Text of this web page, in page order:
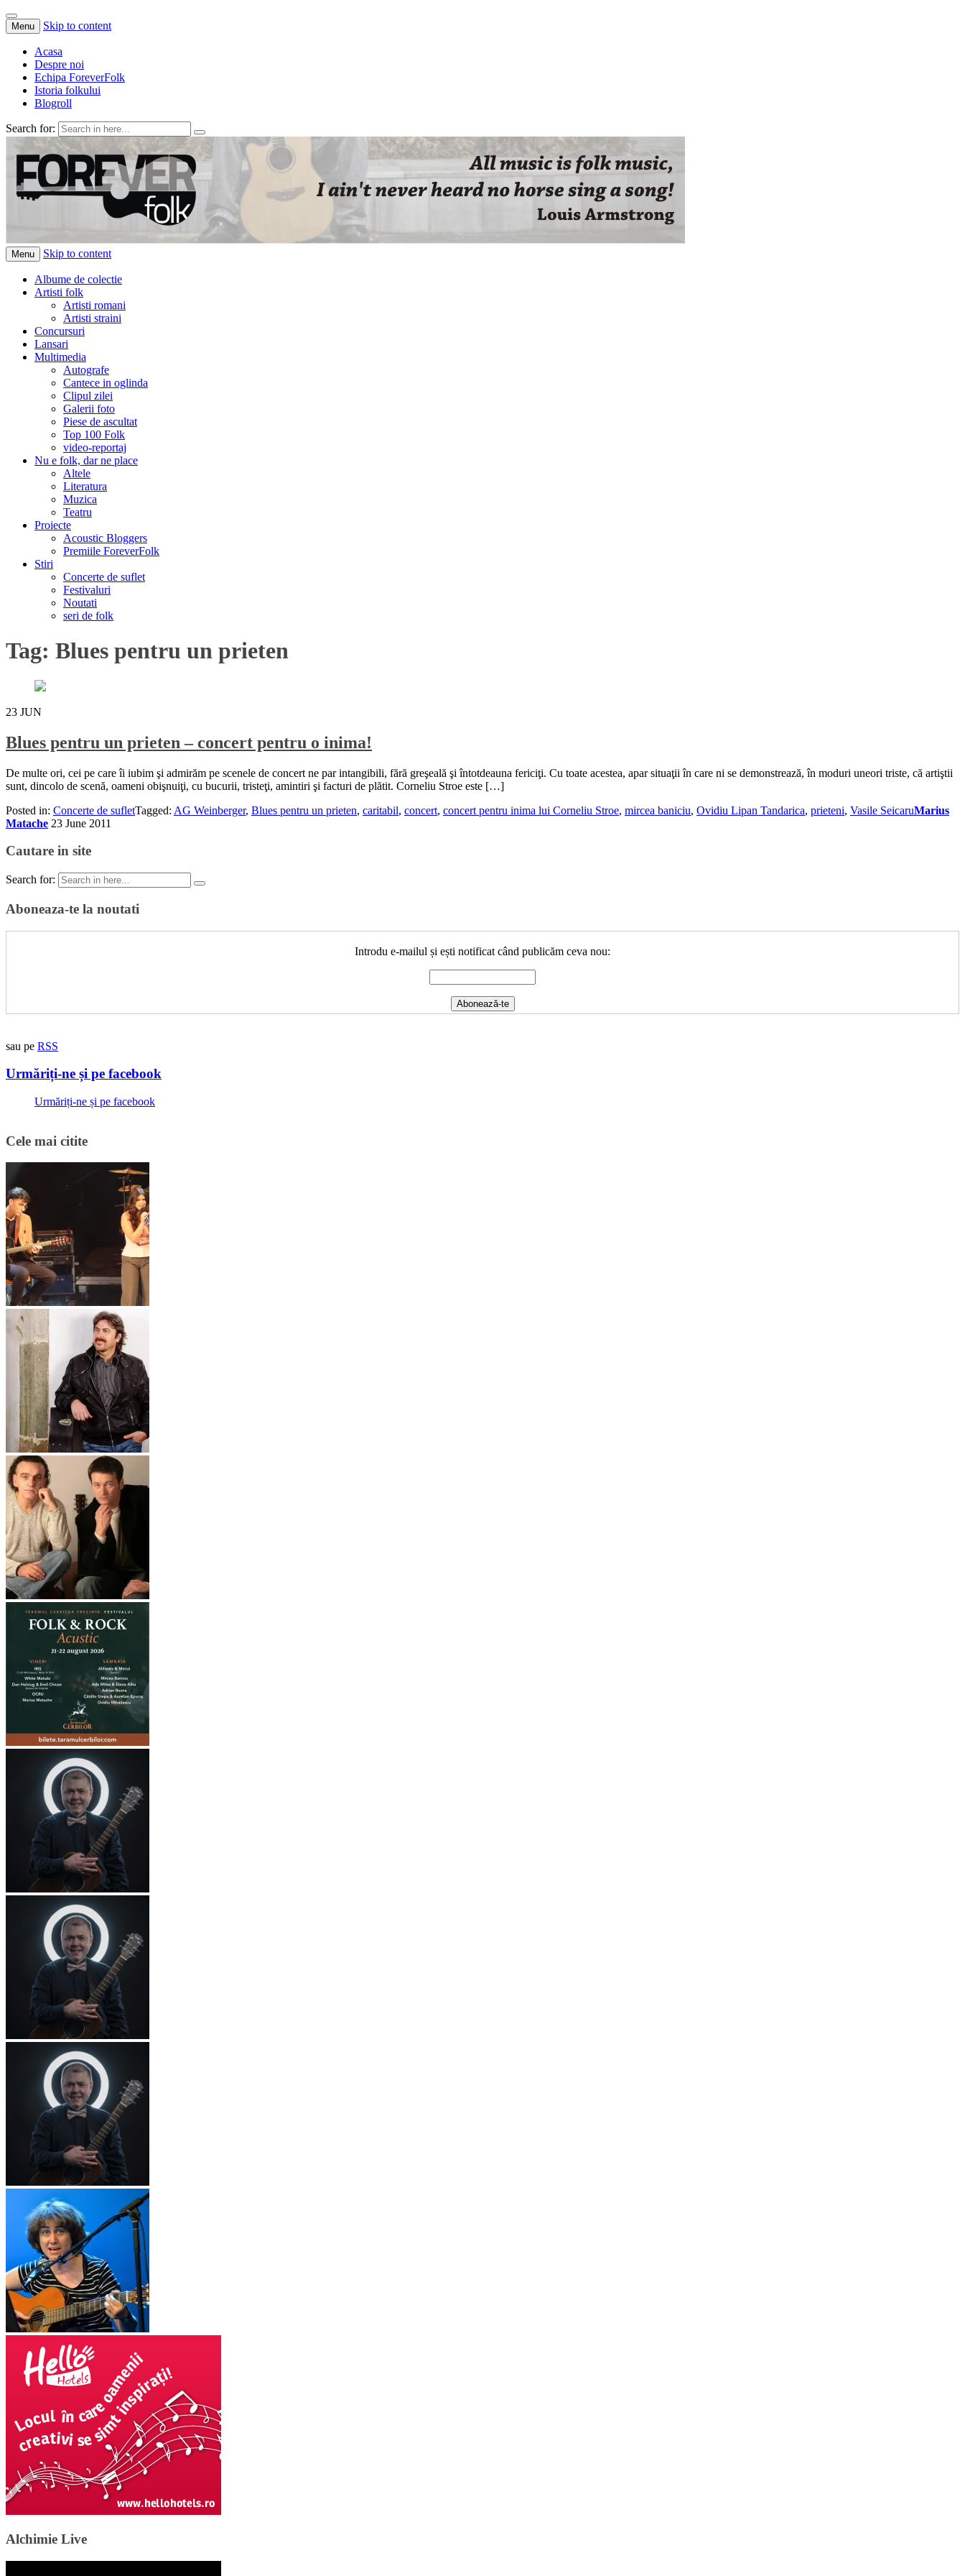
Menu Skip to content
Acasa
Despre noi
Echipa ForeverFolk
Istoria folkului
Blogroll
Search for:
ForeverFolk
Muzica sufletului tau
Menu Skip to content
Albume de colectie
Artisti folk
Artisti romani
Artisti straini
Concursuri
Lansari
Multimedia
Autografe
Cantece in oglinda
Clipul zilei
Galerii foto
Piese de ascultat
Top 100 Folk
video-reportaj
Nu e folk, dar ne place
Altele
Literatura
Muzica
Teatru
Proiecte
Acoustic Bloggers
Premiile ForeverFolk
Stiri
Concerte de suflet
Festivaluri
Noutati
seri de folk
Tag: Blues pentru un prieten
23 JUN
Blues pentru un prieten – concert pentru o inima!
De multe ori, cei pe care îi iubim şi admirăm pe scenele de concert ne par intangibili, fără greşeală şi întotdeauna fericiţi. Cu toate acestea, apar situaţii în care ni se demonstrează, în moduri uneori triste, că artiştii
sunt, dincolo de scenă, oameni obişnuiţi, cu bucurii, tristeţi, amintiri şi facturi de plătit. Corneliu Stroe este […]
Posted in: Concerte de sufletTagged: AG Weinberger, Blues pentru un prieten, caritabil, concert, concert pentru inima lui Corneliu Stroe, mircea baniciu, Ovidiu Lipan Tandarica, prieteni, Vasile SeicaruMarius
Matache 23 June 2011
Cautare in site
Search for:
Aboneaza-te la noutati
Introdu e-mailul și ești notificat când publicăm ceva nou:
sau pe RSS
Urmăriți-ne și pe facebook
Urmăriți-ne și pe facebook
Cele mai citite
Alchimie Live